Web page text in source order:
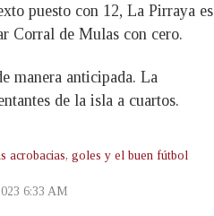
puesto con 12, La Pirraya es
Corral de Mulas con cero.
manera anticipada. La
de la isla a cuartos.
acrobacias, goles y el buen fútbol
6:33 AM